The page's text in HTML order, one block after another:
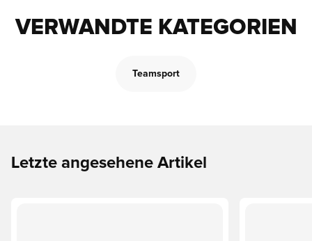
VERWANDTE KATEGORIEN
Teamsport
Letzte angesehene Artikel